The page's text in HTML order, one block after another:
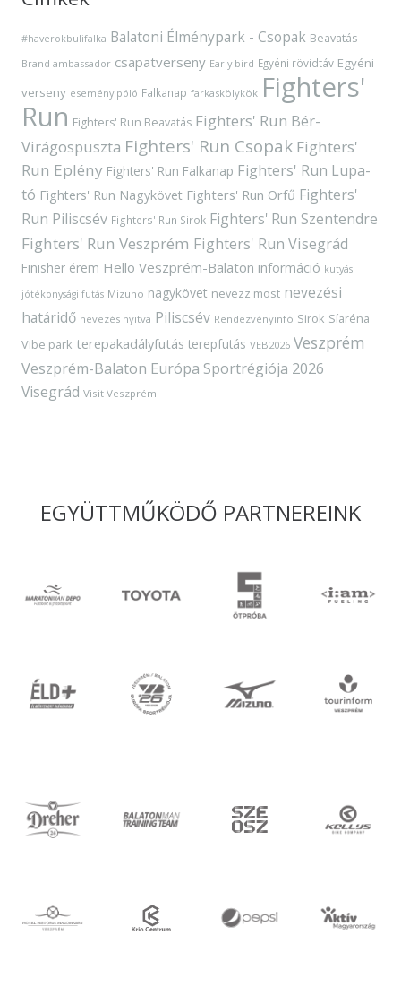
#haverokbulifalka Balatoni Élménypark - Csopak Beavatás
Brand ambassador csapatverseny Early bird Egyéni rövidtáv Egyéni
verseny esemény póló Falkanap farkaskölykök Fighters'
Run Fighters' Run Beavatás Fighters' Run Bér-
Virágospuszta Fighters' Run Csopak Fighters'
Run Eplény Fighters' Run Falkanap Fighters' Run Lupa-
tó Fighters' Run Nagykövet Fighters' Run Orfű Fighters'
Run Piliscsév Fighters' Run Sirok Fighters' Run Szentendre
Fighters' Run Veszprém Fighters' Run Visegrád
Finisher érem Hello Veszprém-Balaton információ kutyás
jótékonysági futás Mizuno nagykövet nevezz most nevezési
határidő nevezés nyitva Piliscsév Rendezvényinfó Sirok Síaréna
Vibe park terepakadályfutás terepfutás VEB2026 Veszprém
Veszprém-Balaton Európa Sportrégiója 2026
Visegrád Visit Veszprém
EGYÜTTMŰKÖDŐ PARTNEREINK